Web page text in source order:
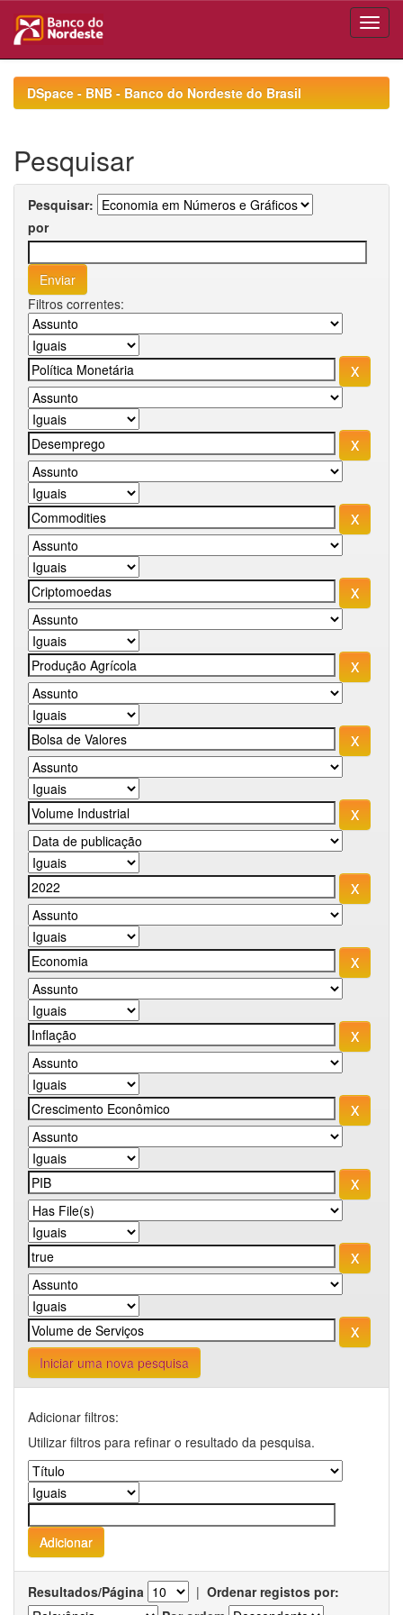
navigationDSpace - BNB - Banco do Nordeste do Brasil
Pesquisar
Pesquisar:
por
Filtros correntes:
Iniciar uma nova pesquisa
Adicionar filtros:
Utilizar filtros para refinar o resultado da pesquisa.
Resultados/Página | Ordenar registos por: